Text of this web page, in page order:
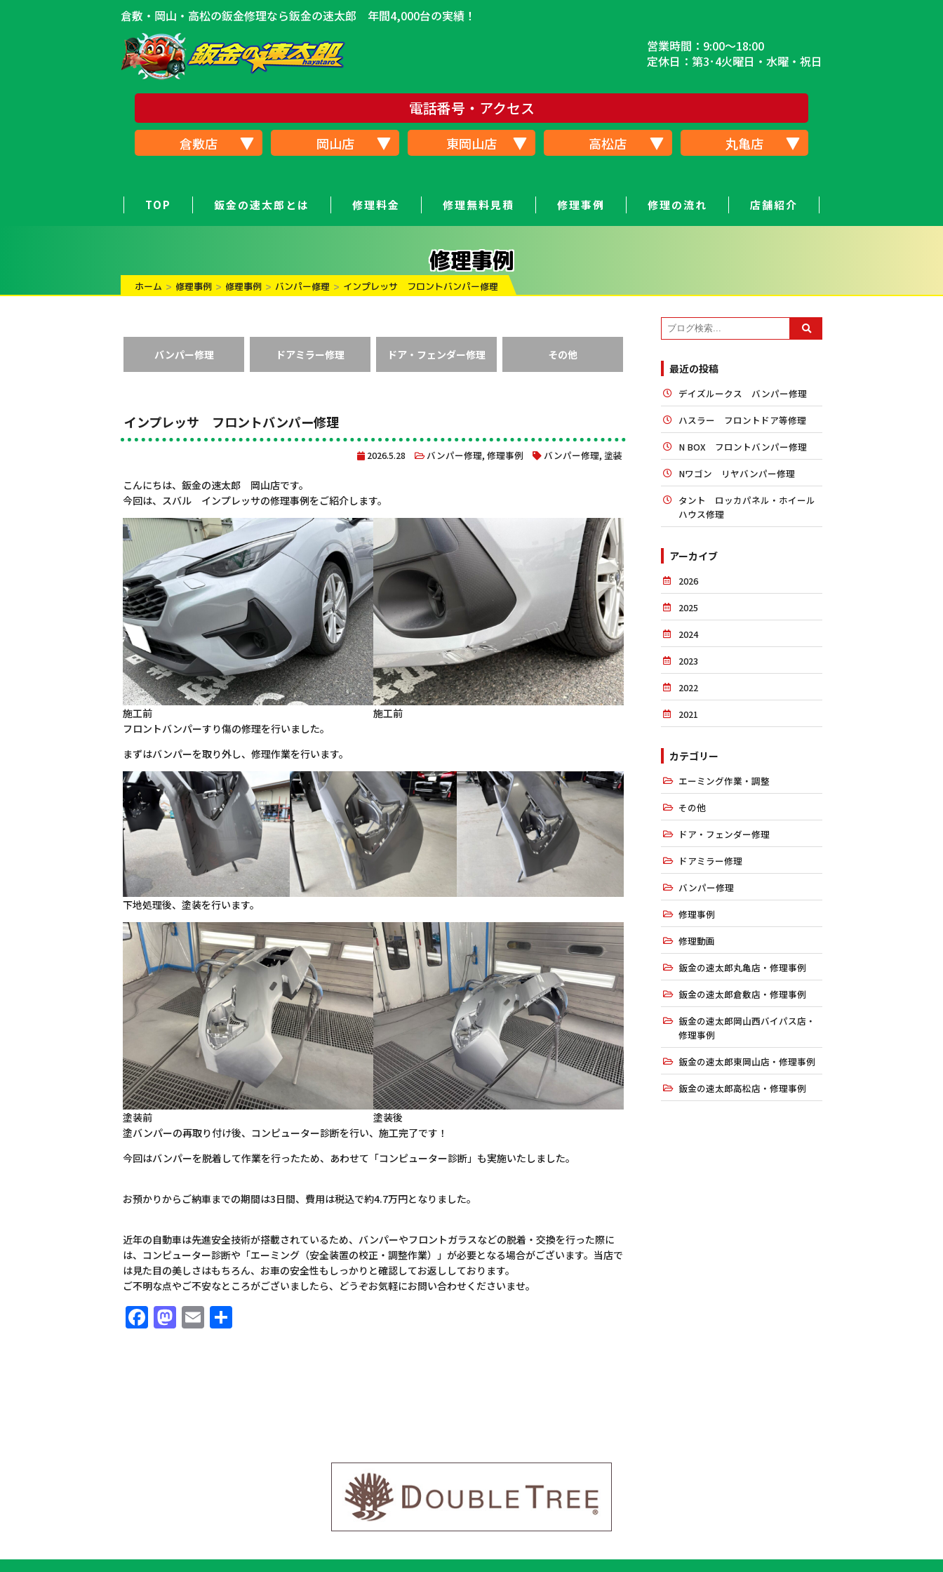
倉敷・岡山・高松の鈑金修理なら鈑金の速太郎 年間4,000台の実績！
営業時間：9:00～18:00
定休日：第3･4火曜日・水曜・祝日
電話番号・アクセス
倉敷店 岡山店 東岡山店 高松店 丸亀店
TOP 鈑金の速太郎とは 修理料金 修理無料見積 修理事例 修理の流れ 店舗紹介
修理事例
ホーム 修理事例 修理事例 バンパー修理 インプレッサ フロントバンパー修理
バンパー修理 ドアミラー修理 ドア・フェンダー修理 その他
インプレッサ フロントバンパー修理
2026.5.28 バンパー修理,修理事例 バンパー修理, 塗装
こんにちは、鈑金の速太郎 岡山店です。
今回は、スバル インプレッサの修理事例をご紹介します。
施工前
施工前
フロントバンパーすり傷の修理を行いました。
まずはバンパーを取り外し、修理作業を行います。
下地処理後、塗装を行います。
塗装前
塗装後
塗バンパーの再取り付け後、コンピューター診断を行い、施工完了です！
今回はバンパーを脱着して作業を行ったため、あわせて「コンピューター診断」も実施いたしました。
お預かりからご納車までの期間は3日間、費用は税込で約4.7万円となりました。
近年の自動車は先進安全技術が搭載されているため、バンパーやフロントガラスなどの脱着・交換を行った際に
は、コンピューター診断や「エーミング（安全装置の校正・調整作業）」が必要となる場合がございます。当店で
は見た目の美しさはもちろん、お車の安全性もしっかりと確認してお返ししております。
ご不明な点やご不安なところがございましたら、どうぞお気軽にお問い合わせくださいませ。
Facebook
Mastodon
Email
最近の投稿
デイズルークス バンパー修理
ハスラー フロントドア等修理
N BOX フロントバンパー修理
Nワゴン リヤバンパー修理
タント ロッカパネル・ホイール
ハウス修理
アーカイブ
2026
2025
2024
2023
2022
2021
カテゴリー
エーミング作業・調整
その他
ドア・フェンダー修理
ドアミラー修理
バンパー修理
修理事例
修理動画
鈑金の速太郎丸亀店・修理事例
鈑金の速太郎倉敷店・修理事例
鈑金の速太郎岡山西バイパス店・
修理事例
鈑金の速太郎東岡山店・修理事例
鈑金の速太郎高松店・修理事例